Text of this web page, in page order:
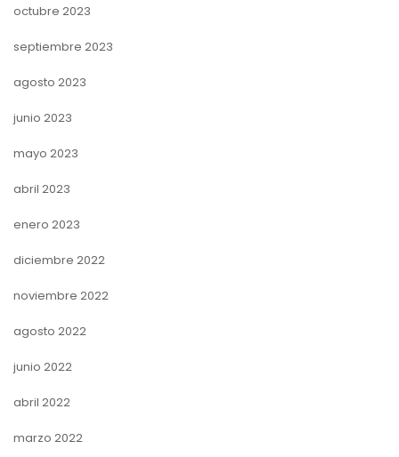
octubre 2023
septiembre 2023
agosto 2023
junio 2023
mayo 2023
abril 2023
enero 2023
diciembre 2022
noviembre 2022
agosto 2022
junio 2022
abril 2022
marzo 2022